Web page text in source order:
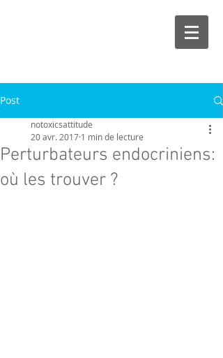
Post
Perturbateurs endocriniens:
où les trouver ?
notoxicsattitude
20 avr. 2017 1 min de lecture